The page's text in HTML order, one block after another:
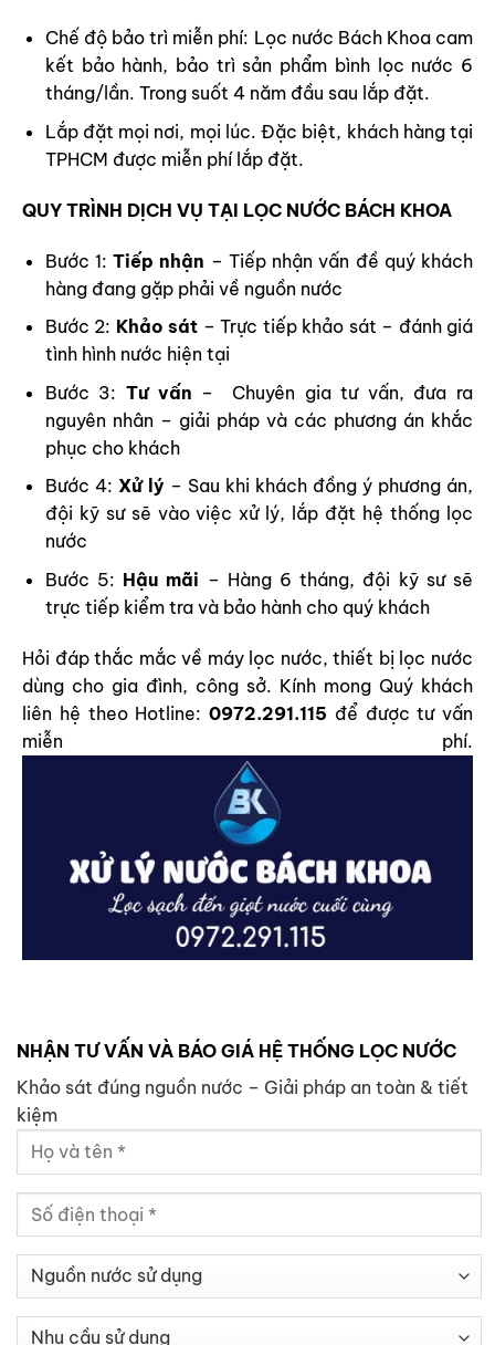
Chế độ bảo trì miễn phí: Lọc nước Bách Khoa cam
kết bảo hành, bảo trì sản phẩm bình lọc nước 6
tháng/lần. Trong suốt 4 năm đầu sau lắp đặt.
Lắp đặt mọi nơi, mọi lúc. Đặc biệt, khách hàng tại
TPHCM được miễn phí lắp đặt.
QUY TRÌNH DỊCH VỤ TẠI LỌC NƯỚC BÁCH KHOA
Bước 1:Tiếp nhận – Tiếp nhận vấn đề quý khách
hàng đang gặp phải về nguồn nước
Bước 2: Khảo sát – Trực tiếp khảo sát – đánh giá
tình hình nước hiện tại
Bước 3: Tư vấn – Chuyên gia tư vấn, đưa ra
nguyên nhân – giải pháp và các phương án khắc
phục cho khách
Bước 4: Xử lý – Sau khi khách đồng ý phương án,
đội kỹ sư sẽ vào việc xử lý, lắp đặt hệ thống lọc
nước
Bước 5: Hậu mãi – Hàng 6 tháng, đội kỹ sư sẽ
trực tiếp kiểm tra và bảo hành cho quý khách
Hỏi đáp thắc mắc về máy lọc nước, thiết bị lọc nước
dùng cho gia đình, công sở. Kính mong Quý khách
liên hệ theo Hotline: 0972.291.115 để được tư vấn
miễn phí.
NHẬN TƯ VẤN VÀ BÁO GIÁ HỆ THỐNG LỌC NƯỚC
Khảo sát đúng nguồn nước – Giải pháp an toàn & tiết
kiệm